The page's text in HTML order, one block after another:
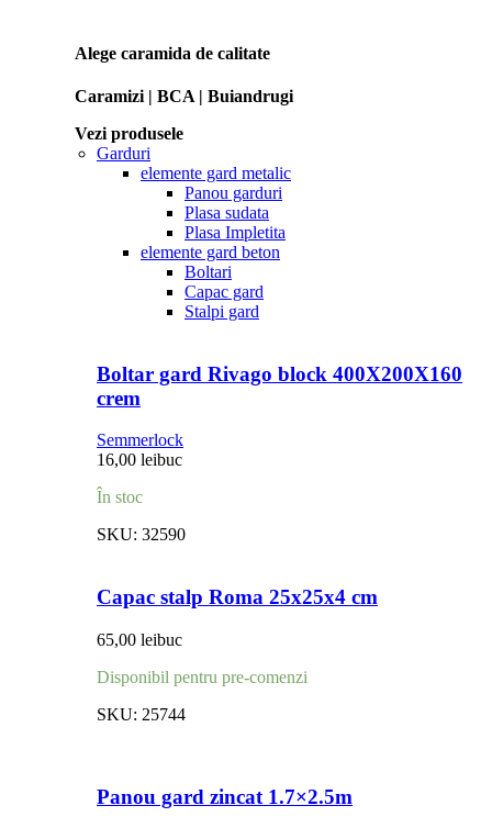
Alege caramida de calitate
Caramizi | BCA | Buiandrugi
Vezi produsele
Garduri
elemente gard metalic
Panou garduri
Plasa sudata
Plasa Impletita
elemente gard beton
Boltari
Capac gard
Stalpi gard
Boltar gard Rivago block 400X200X160
crem
Semmerlock
16,00 leibuc
În stoc
SKU: 32590
Capac stalp Roma 25x25x4 cm
65,00 leibuc
Disponibil pentru pre-comenzi
SKU: 25744
Panou gard zincat 1.7×2.5m